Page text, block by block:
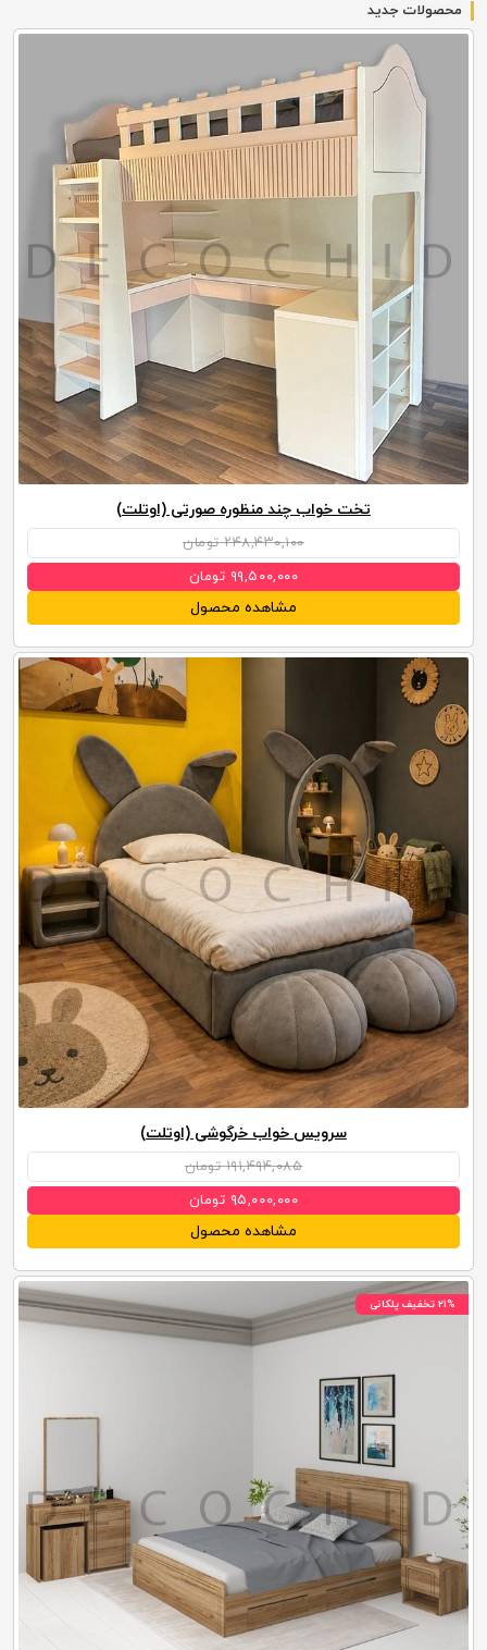
محصولات جدید
تخت خواب چند منظوره صورتی (اوتلت)
۲۴۸,۴۳۰,۱۰۰ تومان
۹۹,۵۰۰,۰۰۰ تومان
مشاهده محصول
سرویس خواب خرگوشی (اوتلت)
۱۹۱,۴۹۴,۰۸۵ تومان
۹۵,۰۰۰,۰۰۰ تومان
مشاهده محصول
۲۱% تخفیف پلکانی